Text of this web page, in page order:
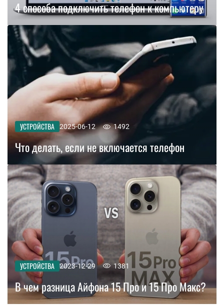
4 способа подключить телефон к компьютеру
УСТРОЙСТВА 2025-06-12 1492
Что делать, если не включается телефон
УСТРОЙСТВА 2023-12-29 1381
В чем разница Айфона 15 Про и 15 Про Макс?